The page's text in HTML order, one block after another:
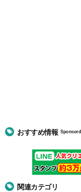
おすすめ情報Sponsord
関連カテゴリ